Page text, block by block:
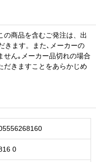
商品を含むご発注は、出
きます。また､メーカーの
せん｡メーカー品切れの場合
だきますことをあらかじめ
0